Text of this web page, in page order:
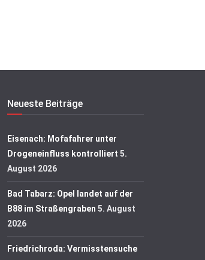
Neueste Beiträge
Eisenach: Mofafahrer unter
Drogeneinfluss kontrolliert 5.
August 2026
Bad Tabarz: Opel landet auf der
B88 im Straßengraben 5. August
2026
Friedrichroda: Vermisstensuche